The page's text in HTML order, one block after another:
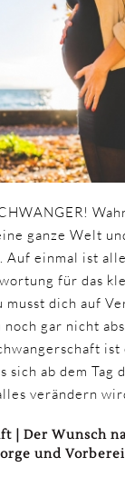
ganze Welt
einmal ist
für das
musst dich auf
gar nicht
ist
sich ab dem Tag
verändern
| Der Wunsch
und